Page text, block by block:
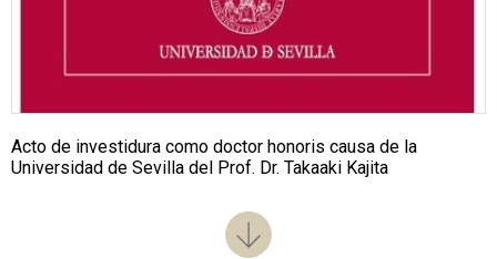
Acto de investidura como doctor honoris causa de la
Universidad de Sevilla del Prof. Dr. Takaaki Kajita